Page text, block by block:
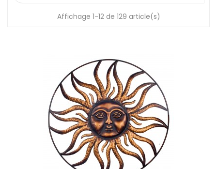
Affichage 1-12 de 129 article(s)